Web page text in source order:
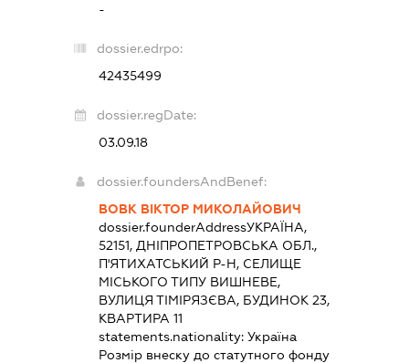
-
dossier.edrpo:
42435499
dossier.regDate:
03.09.18
dossier.foundersAndBenef:
ВОВК ВІКТОР МИКОЛАЙОВИЧ
dossier.founderAddressУКРАЇНА,
52151, ДНІПРОПЕТРОВСЬКА ОБЛ.,
П'ЯТИХАТСЬКИЙ Р-Н, СЕЛИЩЕ
МІСЬКОГО ТИПУ ВИШНЕВЕ,
ВУЛИЦЯ ТІМІРЯЗЄВА, БУДИНОК 23,
КВАРТИРА 11
statements.nationality:Україна
Розмір внеску до статутного фонду